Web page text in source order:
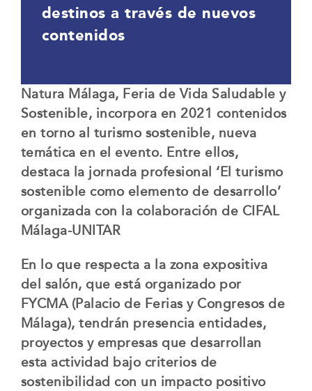
destinos a través de nuevos
contenidos
Natura Málaga, Feria de Vida Saludable y
Sostenible, incorpora en 2021 contenidos
en torno al turismo sostenible, nueva
temática en el evento. Entre ellos,
destaca la jornada profesional ‘El turismo
sostenible como elemento de desarrollo’
organizada con la colaboración de CIFAL
Málaga-UNITAR
En lo que respecta a la zona expositiva
del salón, que está organizado por
FYCMA (Palacio de Ferias y Congresos de
Málaga), tendrán presencia entidades,
proyectos y empresas que desarrollan
esta actividad bajo criterios de
sostenibilidad con un impacto positivo